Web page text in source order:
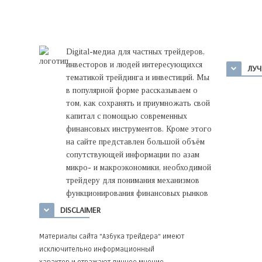
Digital-медиа для частных трейдеров,
инвесторов и людей интересующихся
тематикой трейдинга и инвестиций. Мы
в популярной форме рассказываем о
том, как сохранять и приумножать свой
капитал с помощью современных
финансовых инструментов. Кроме этого
на сайте представлен большой объём
сопутствующей информации по азам
микро- и макроэкономики, необходимой
трейдеру для понимания механизмов
функционирования финансовых рынков
DISCLAIMER
Материалы сайта "Азбука трейдера" имеют
исключительно информационный